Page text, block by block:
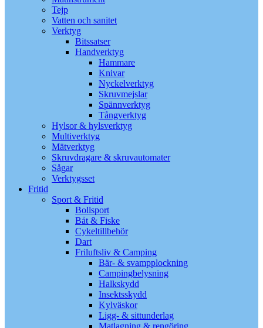
Tejp
Vatten och sanitet
Verktyg
Bitssatser
Handverktyg
Hammare
Knivar
Nyckelverktyg
Skruvmejslar
Spännverktyg
Tångverktyg
Hylsor & hylsverktyg
Multiverktyg
Mätverktyg
Skruvdragare & skruvautomater
Sågar
Verktygsset
Fritid
Sport & Fritid
Bollsport
Båt & Fiske
Cykeltillbehör
Dart
Friluftsliv & Camping
Bär- & svampplockning
Campingbelysning
Halkskydd
Insektsskydd
Kylväskor
Ligg- & sittunderlag
Matlagning & rengöring